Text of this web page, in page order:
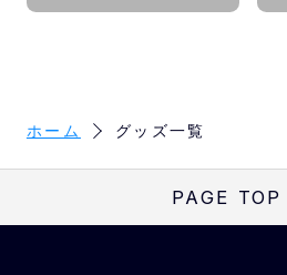
ホーム グッズ一覧
PAGE TOP